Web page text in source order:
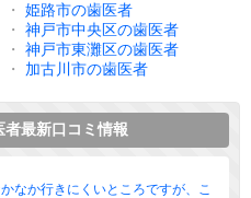
・
姫路市の歯医者
・
神戸市中央区の歯医者
・
神戸市東灘区の歯医者
・ 加古川市の歯医者
最新口コミ情報
なか行きにくいところですが、こ